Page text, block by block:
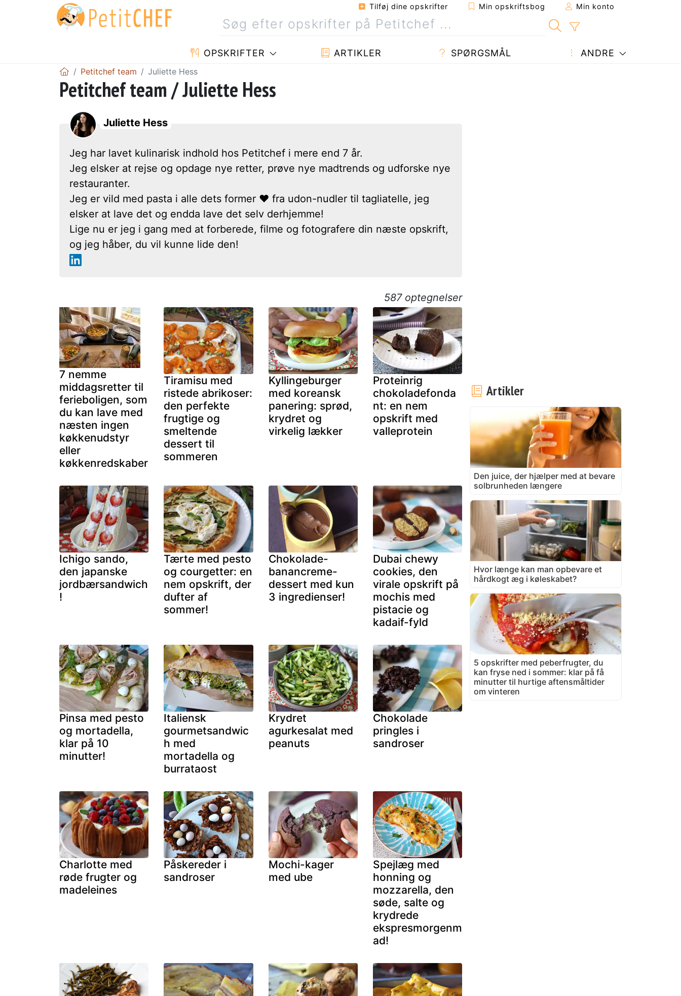
Tilføj dine opskrifter Min opskriftsbog Min konto
OPSKRIFTER ARTIKLER SPØRGSMÅL ANDRE
Petitchef team Juliette Hess
Petitchef team / Juliette Hess
Juliette Hess
Jeg har lavet kulinarisk indhold hos Petitchef i mere end 7 år.
Jeg elsker at rejse og opdage nye retter, prøve nye madtrends og udforske nye
restauranter.
Jeg er vild med pasta i alle dets former ❤ fra udon-nudler til tagliatelle, jeg
elsker at lave det og endda lave det selv derhjemme!
Lige nu er jeg i gang med at forberede, filme og fotografere din næste opskrift,
og jeg håber, du vil kunne lide den!
587 optegnelser
7 nemme
middagsretter til
ferieboligen, som
du kan lave med
næsten ingen
køkkenudstyr
eller
køkkenredskaber
Tiramisu med
ristede abrikoser:
den perfekte
frugtige og
smeltende
dessert til
sommeren
Kyllingeburger
med koreansk
panering: sprød,
krydret og
virkelig lækker
Proteinrig
chokoladefonda
nt: en nem
opskrift med
valleprotein
Ichigo sando,
den japanske
jordbærsandwich
!
Tærte med pesto
og courgetter: en
nem opskrift, der
dufter af
sommer!
Chokolade-
banancreme-
dessert med kun
3 ingredienser!
Dubai chewy
cookies, den
virale opskrift på
mochis med
pistacie og
kadaif-fyld
Pinsa med pesto
og mortadella,
klar på 10
minutter!
Italiensk
gourmetsandwic
h med
mortadella og
burrataost
Krydret
agurkesalat med
peanuts
Chokolade
pringles i
sandroser
Charlotte med
røde frugter og
madeleines
Påskereder i
sandroser
Mochi-kager
med ube
Spejlæg med
honning og
mozzarella, den
søde, salte og
krydrede
ekspresmorgenm
ad!
Artikler
Den juice, der hjælper med at bevare
solbrunheden længere
Hvor længe kan man opbevare et
hårdkogt æg i køleskabet?
5 opskrifter med peberfrugter, du
kan fryse ned i sommer: klar på få
minutter til hurtige aftensmåltider
om vinteren